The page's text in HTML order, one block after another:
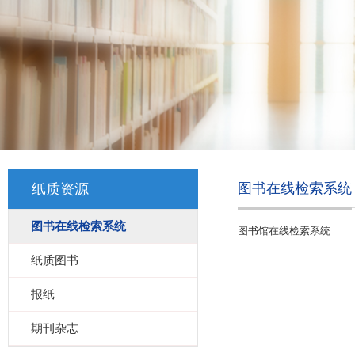
纸质资源
图书在线检索系统
纸质图书
报纸
期刊杂志
图书在线检索系统
图书馆在线检索系统